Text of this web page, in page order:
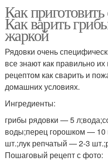
Как
Как варить
жаркой
Рядовки очень
все знают как правильно
рецептом как сварить и
домашних условиях.
Ингредиенты:
грибы рядовки — 5
воды;перец горошком —
шт.;лук репчатый — 2-3
Пошаговый рецепт с фото: